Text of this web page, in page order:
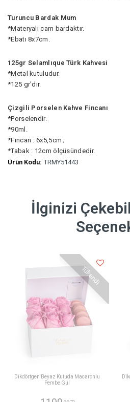
Turuncu Bardak Mum
*Materyali cam bardaktır.
*Ebatı 8x7cm.
125gr Selamlıque Türk Kahvesi
*Metal kutuludur.
*125 gr'dır.
Çizgili Porselen Kahve Fincanı
*Porselendir.
*90ml.
*Fincan : 6x5,5cm ;
*Tabak : 12cm ölçüsündedir.
Ürün Kodu: TRMY51443
İlginizi
Tükendi
Dikdörtgen Beyaz Kutuda Macaronlu
Pembe Gül